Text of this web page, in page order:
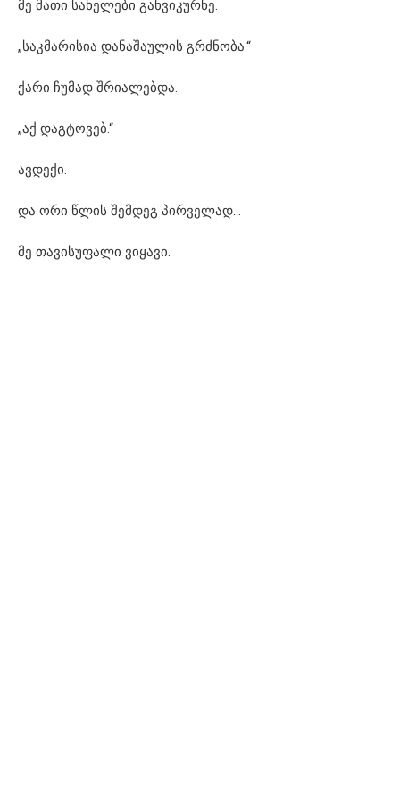
მე მათი სახელები განვიკურნე.
„საკმარისია დანაშაულის გრძნობა.“
ქარი ჩუმად შრიალებდა.
„აქ დაგტოვებ.“
ავდექი.
და ორი წლის შემდეგ პირველად…
მე თავისუფალი ვიყავი.